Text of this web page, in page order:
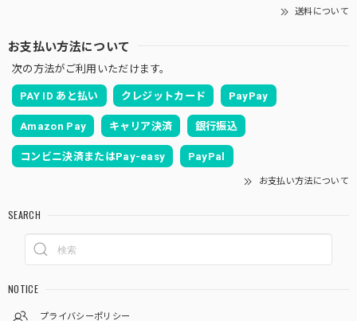
送料について
お支払い方法について
次の方法がご利用いただけます。
PAY ID あと払い クレジットカード PayPay
Amazon Pay キャリア決済 銀行振込
コンビニ決済またはPay-easy PayPal
お支払い方法について
SEARCH
NOTICE
プライバシーポリシー